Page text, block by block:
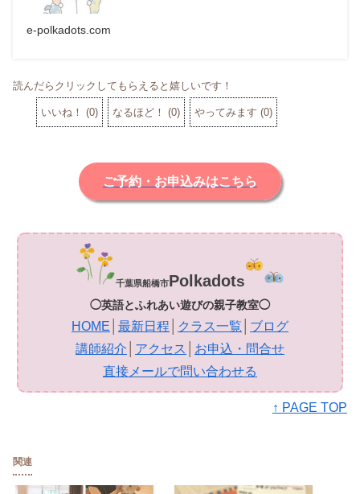
e-polkadots.com
読んだらクリックしてもらえると嬉しいです！
いいね！ (0) なるほど！ (0) やってみます (0)
ご予約・お申込みはこちら
千葉県船橋市Polkadots
◯英語とふれあい遊びの親子教室◯
HOME 最新日程 クラス一覧
ブログ
講師紹介
アクセス
お申込・問合せ
直接メールで問い合わせる
↑ PAGE TOP
関連